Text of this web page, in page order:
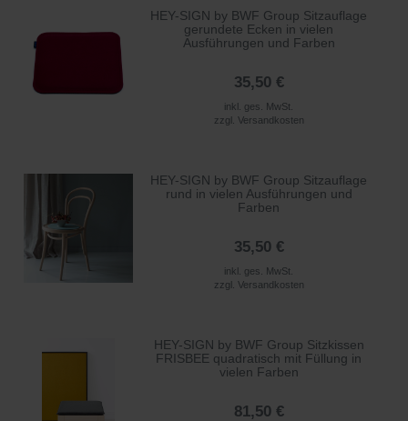
HEY-SIGN by BWF Group Sitzauflage
gerundete Ecken in vielen
Ausführungen und Farben
35,50 €
inkl. ges. MwSt.
zzgl. Versandkosten
HEY-SIGN by BWF Group Sitzauflage
rund in vielen Ausführungen und
Farben
35,50 €
inkl. ges. MwSt.
zzgl. Versandkosten
HEY-SIGN by BWF Group Sitzkissen
FRISBEE quadratisch mit Füllung in
vielen Farben
81,50 €